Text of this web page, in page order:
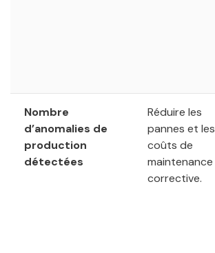
Nombre
d’anomalies de
production
détectées
Réduire les
pannes et les
coûts de
maintenance
corrective.